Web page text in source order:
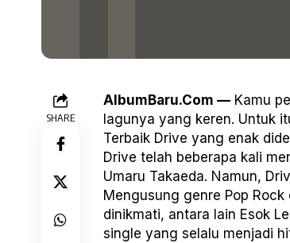
SHARE
AlbumBaru.Com — Kamu
lagunya yang keren. Untuk
Terbaik Drive yang enak
Drive telah beberapa kali
Umaru Takaeda. Namun,
Mengusung genre Pop
dinikmati, antara lain Esok
single yang selalu menjadi